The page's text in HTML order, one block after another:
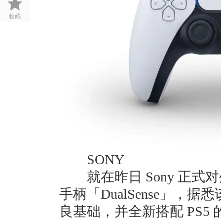
收藏
SONY
就在昨日 Sony 正式对
手柄「DualSense」，据
良基础，并全新搭配 PS5